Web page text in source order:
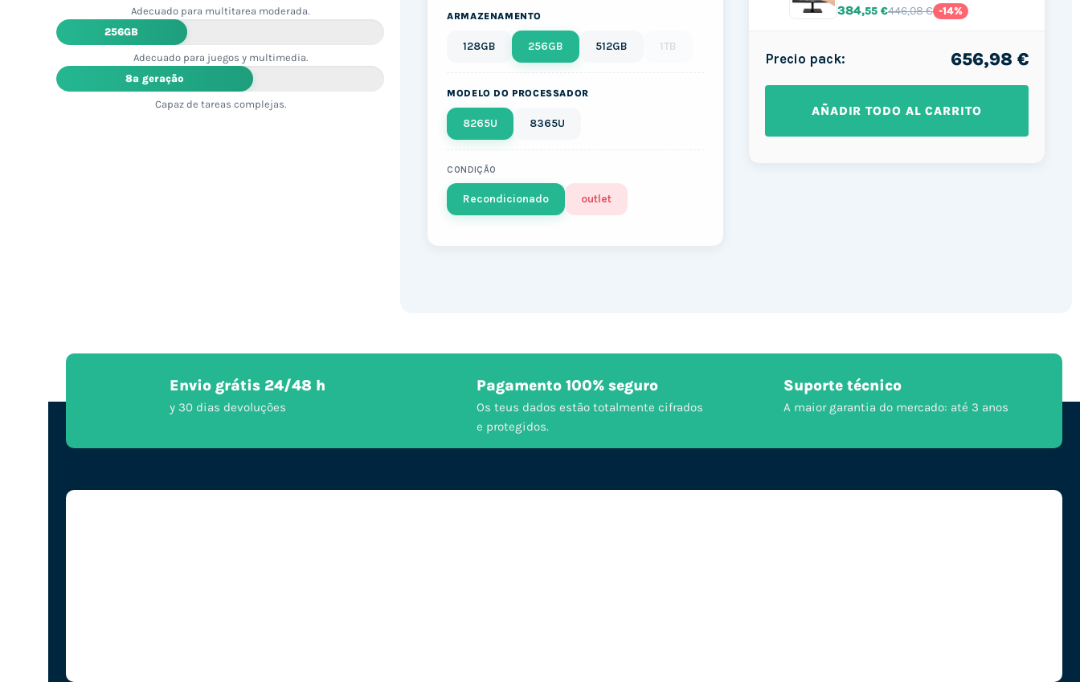
Adecuado para multitarea moderada.
256GB
Adecuado para juegos y multimedia.
8ª geração
Capaz de tareas complejas.
ARMAZENAMENTO
128GB 256GB 512GB 1TB
MODELO DO PROCESSADOR
8265U 8365U
CONDIÇÃO
Recondicionado outlet
384,55 €446,08 € -14%
Precio pack: 656,98 €
AÑADIR TODO AL CARRITO
Envio grátis 24/48 h
y 30 dias devoluções
Pagamento 100% seguro
Os teus dados estão totalmente cifrados
e protegidos.
Suporte técnico
A maior garantia do mercado: até 3 anos